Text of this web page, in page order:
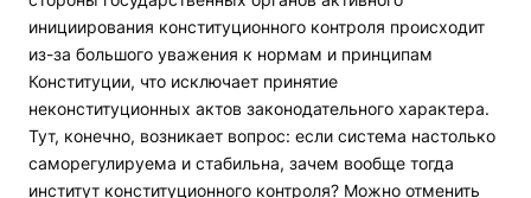
инициирования конституционного контроля происходит
из-за большого уважения к нормам и принципам
Конституции, что исключает принятие
неконституционных актов законодательного характера.
Тут, конечно, возникает вопрос: если система настолько
саморегулируема и стабильна, зачем вообще тогда
институт конституционного контроля? Можно отменить